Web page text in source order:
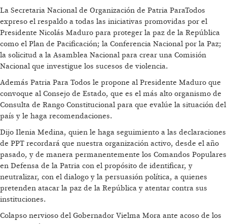
La Secretaria Nacional de Organización de Patria ParaTodos
expreso el respaldo a todas las iniciativas promovidas por el
Presidente Nicolás Maduro para proteger la paz de la República
como el Plan de Pacificación; la Conferencia Nacional por la Paz;
la solicitud a la Asamblea Nacional para crear una Comisión
Nacional que investigue los sucesos de violencia.
Además Patria Para Todos le propone al Presidente Maduro que
convoque al Consejo de Estado, que es el más alto organismo de
Consulta de Rango Constitucional para que evalúe la situación del
país y le haga recomendaciones.
Dijo Ilenia Medina, quien le haga seguimiento a las declaraciones
de PPT recordará que nuestra organización activo, desde el año
pasado, y de manera permanentemente los Comandos Populares
en Defensa de la Patria con el propósito de identificar, y
neutralizar, con el dialogo y la persuasión política, a quienes
pretenden atacar la paz de la República y atentar contra sus
instituciones.
Colapso nervioso del Gobernador Vielma Mora ante acoso de los